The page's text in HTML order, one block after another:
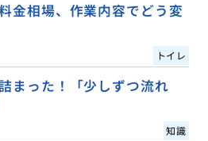
金相場、作業内容でどう変
トイレ
まった！「少しずつ流れ
知識